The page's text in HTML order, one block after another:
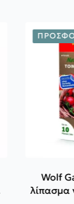
Wolf
λίπασμα